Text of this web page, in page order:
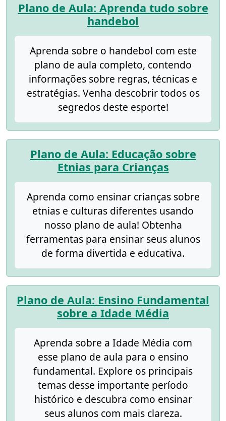
Plano de Aula: Aprenda tudo sobre
handebol
Aprenda sobre o handebol com este
plano de aula completo, contendo
informações sobre regras, técnicas e
estratégias. Venha descobrir todos os
segredos deste esporte!
Plano de Aula: Educação sobre
Etnias para Crianças
Aprenda como ensinar crianças sobre
etnias e culturas diferentes usando
nosso plano de aula! Obtenha
ferramentas para ensinar seus alunos
de forma divertida e educativa.
Plano de Aula: Ensino Fundamental
sobre a Idade Média
Aprenda sobre a Idade Média com
esse plano de aula para o ensino
fundamental. Explore os principais
temas desse importante período
histórico e descubra como ensinar
seus alunos com mais clareza.